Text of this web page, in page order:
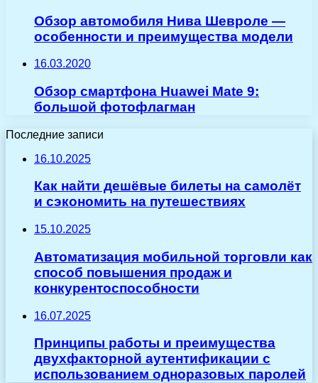
Обзор автомобиля Нива Шевроле —
особенности и преимущества модели
16.03.2020
Обзор смартфона Huawei Mate 9:
большой фотофлагман
Последние записи
16.10.2025
Как найти дешёвые билеты на самолёт
и сэкономить на путешествиях
15.10.2025
Автоматизация мобильной торговли как
способ повышения продаж и
конкурентоспособности
16.07.2025
Принципы работы и преимущества
двухфакторной аутентификации с
использованием одноразовых паролей